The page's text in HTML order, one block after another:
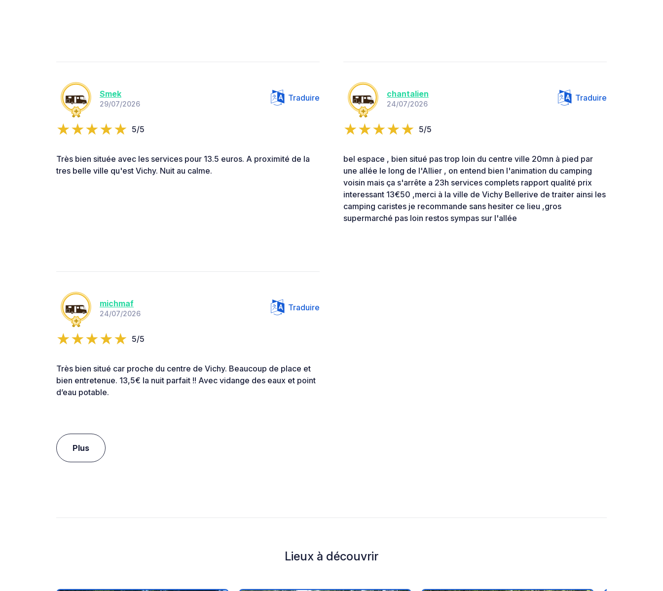
Smek
29/07/2026
Traduire
5/5
Très bien située avec les services pour 13.5 euros. A proximité de la
tres belle ville qu'est Vichy. Nuit au calme.
chantalien
24/07/2026
Traduire
5/5
bel espace , bien situé pas trop loin du centre ville 20mn à pied par
une allée le long de l'Allier , on entend bien l'animation du camping
voisin mais ça s'arrête a 23h services complets rapport qualité prix
interessant 13€50 ,merci à la ville de Vichy Bellerive de traiter ainsi les
camping caristes je recommande sans hesiter ce lieu ,gros
supermarché pas loin restos sympas sur l'allée
michmaf
24/07/2026
Traduire
5/5
Très bien situé car proche du centre de Vichy. Beaucoup de place et
bien entretenue. 13,5€ la nuit parfait !! Avec vidange des eaux et point
d’eau potable.
Plus
Lieux à découvrir